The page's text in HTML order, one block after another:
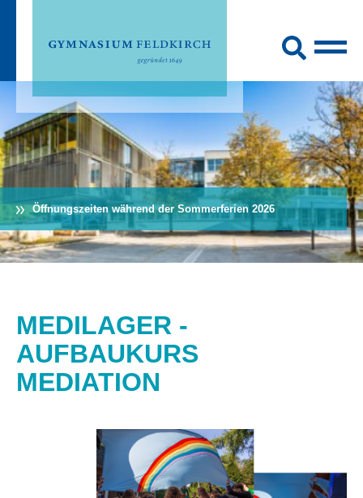
Öffnungszeiten während der Sommerferien 2026
MEDILAGER -
AUFBAUKURS
MEDIATION